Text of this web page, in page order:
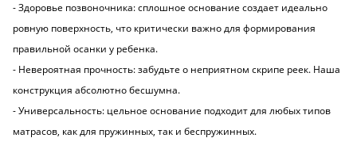
- Здоровье позвоночника: сплошное основание создает идеально
ровную поверхность, что критически важно для формирования
правильной осанки у ребенка.
- Невероятная прочность: забудьте о неприятном скрипе реек. Наша
конструкция абсолютно бесшумна.
- Универсальность: цельное основание подходит для любых типов
матрасов, как для пружинных, так и беспружинных.